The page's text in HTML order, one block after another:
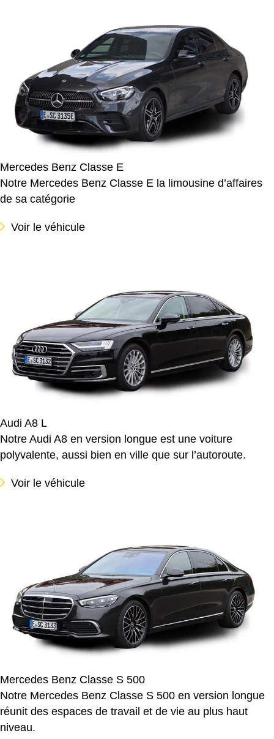
Mercedes Benz Classe E
Notre Mercedes Benz Classe E la limousine d’affaires
de sa catégorie
Voir le véhicule
Audi A8 L
Notre Audi A8 en version longue est une voiture
polyvalente, aussi bien en ville que sur l’autoroute.
Voir le véhicule
Mercedes Benz Classe S 500
Notre Mercedes Benz Classe S 500 en version longue
réunit des espaces de travail et de vie au plus haut
niveau.